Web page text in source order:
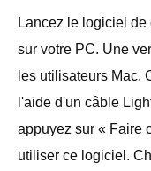
Lancez le logiciel
sur votre PC. Une
les utilisateurs Mac.
l'aide d'un câble
appuyez sur « Faire
utiliser ce logiciel.